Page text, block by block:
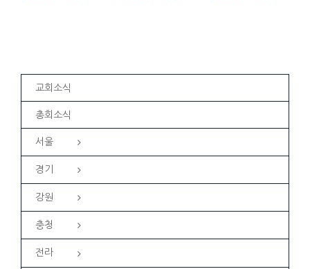
교회소식
총회소식
서울
경기
강원
충청
전라